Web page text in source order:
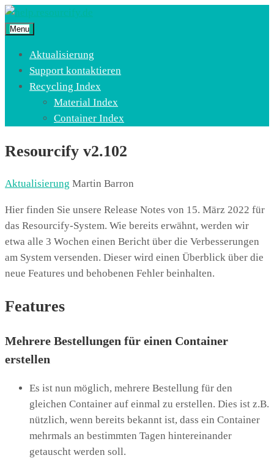
Menu
Aktualisierung
Support kontaktieren
Recycling Index
Material Index
Container Index
Resourcify v2.102
Aktualisierung Martin Barron
Hier finden Sie unsere Release Notes von 15. März 2022 für
das Resourcify-System. Wie bereits erwähnt, werden wir
etwa alle 3 Wochen einen Bericht über die Verbesserungen
am System versenden. Dieser wird einen Überblick über die
neue Features und behobenen Fehler beinhalten.
Features
Mehrere Bestellungen für einen Container
erstellen
Es ist nun möglich, mehrere Bestellung für den
gleichen Container auf einmal zu erstellen. Dies ist z.B.
nützlich, wenn bereits bekannt ist, dass ein Container
mehrmals an bestimmten Tagen hintereinander
getauscht werden soll.